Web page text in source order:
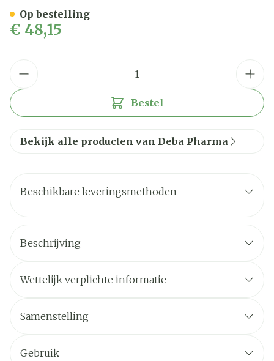
€ 48,15
Bestel
Op bestelling
Bekijk alle producten van Deba Pharma
Beschikbare leveringsmethoden
Beschrijving
Wettelijk verplichte informatie
Samenstelling
Gebruik